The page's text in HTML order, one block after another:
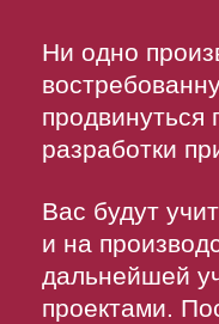
Ни одно
разработки
Вас будут
и на
дальнейшей
проектами.